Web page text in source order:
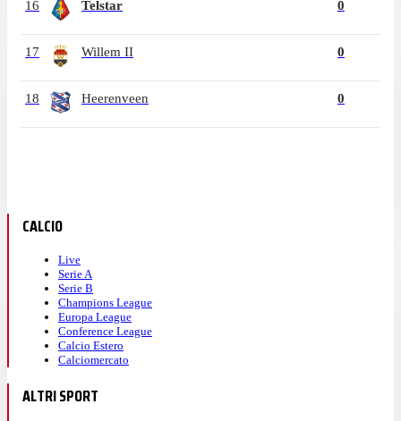
16 Telstar 0
17 Willem II 0
18 Heerenveen 0
CALCIO
Live
Serie A
Serie B
Champions League
Europa League
Conference League
Calcio Estero
Calciomercato
ALTRI SPORT